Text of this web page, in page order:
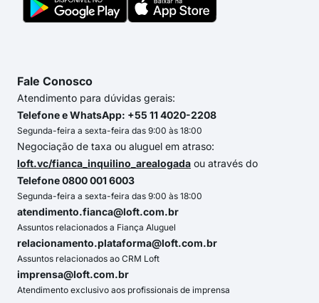
Fale Conosco
Atendimento para dúvidas gerais:
Telefone e WhatsApp: +55 11 4020-2208
Segunda-feira a sexta-feira das 9:00 às 18:00
Negociação de taxa ou aluguel em atraso:
loft.vc/fianca_inquilino_arealogada ou através do
Telefone 0800 001 6003
Segunda-feira a sexta-feira das 9:00 às 18:00
atendimento.fianca@loft.com.br
Assuntos relacionados a Fiança Aluguel
relacionamento.plataforma@loft.com.br
Assuntos relacionados ao CRM Loft
imprensa@loft.com.br
Atendimento exclusivo aos profissionais de imprensa